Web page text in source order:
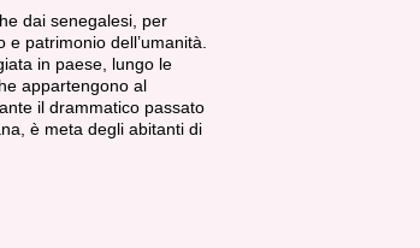
dai senegalesi, per
e patrimonio dell’umanità.
in paese, lungo le
appartengono al
il drammatico passato
è meta degli abitanti di